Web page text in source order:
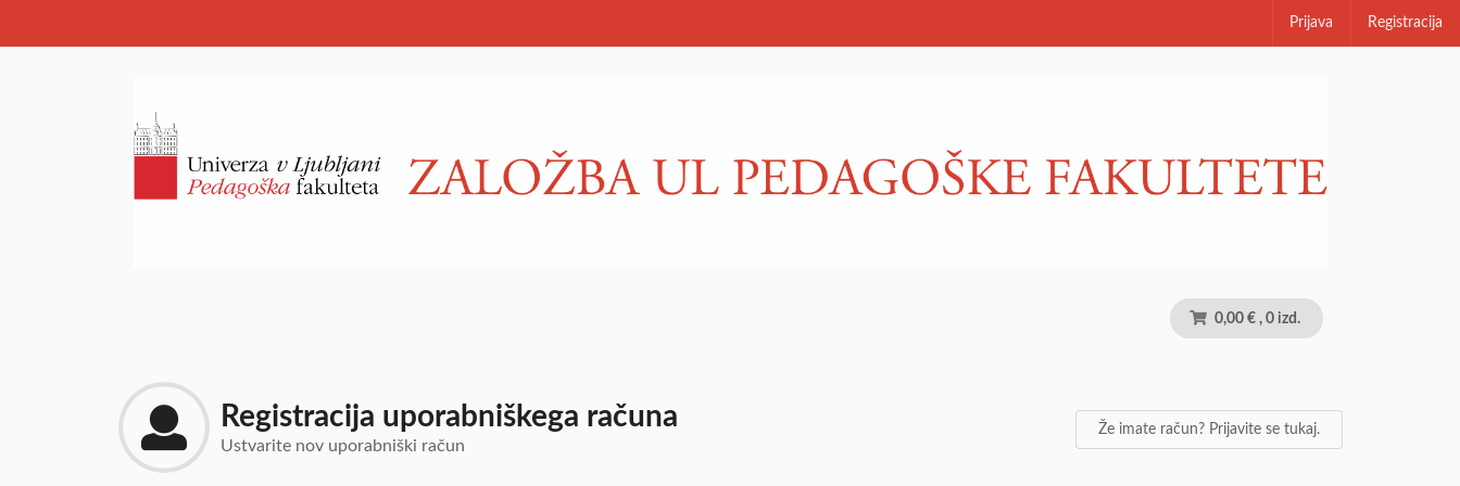
Prijava Registracija
0,00 € , 0 izd.
Registracija uporabniškega računa
Ustvarite nov uporabniški račun
Že imate račun? Prijavite se tukaj.